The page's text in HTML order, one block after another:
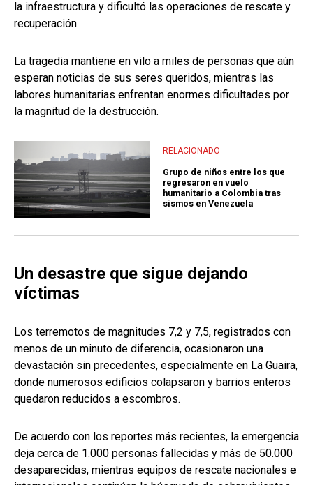
la infraestructura y dificultó las operaciones de rescate y
recuperación.
La tragedia mantiene en vilo a miles de personas que aún
esperan noticias de sus seres queridos, mientras las
labores humanitarias enfrentan enormes dificultades por
la magnitud de la destrucción.
RELACIONADO
Grupo de niños entre los que
regresaron en vuelo
humanitario a Colombia tras
sismos en Venezuela
Un desastre que sigue dejando
víctimas
Los terremotos de magnitudes 7,2 y 7,5, registrados con
menos de un minuto de diferencia, ocasionaron una
devastación sin precedentes, especialmente en La Guaira,
donde numerosos edificios colapsaron y barrios enteros
quedaron reducidos a escombros.
De acuerdo con los reportes más recientes, la emergencia
deja cerca de 1.000 personas fallecidas y más de 50.000
desaparecidas, mientras equipos de rescate nacionales e